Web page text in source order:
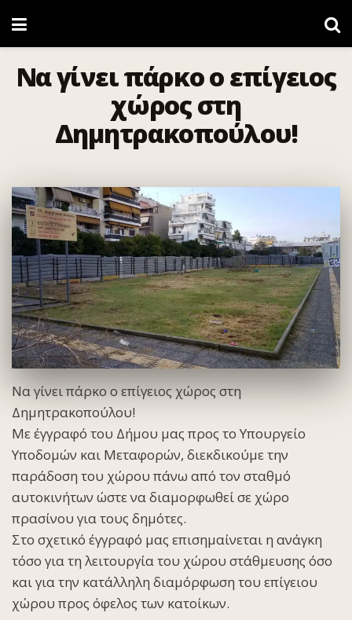
Να γίνει πάρκο ο επίγειος
χώρος στη
Δημητρακοπούλου!
Να γίνει πάρκο ο επίγειος χώρος στη
Δημητρακοπούλου!
Με έγγραφό του Δήμου μας προς το Υπουργείο
Υποδομών και Μεταφορών, διεκδικούμε την
παράδοση του χώρου πάνω από τον σταθμό
αυτοκινήτων ώστε να διαμορφωθεί σε χώρο
πρασίνου για τους δημότες.
Στο σχετικό έγγραφό μας επισημαίνεται η ανάγκη
τόσο για τη λειτουργία του χώρου στάθμευσης όσο
και για την κατάλληλη διαμόρφωση του επίγειου
χώρου προς όφελος των κατοίκων.